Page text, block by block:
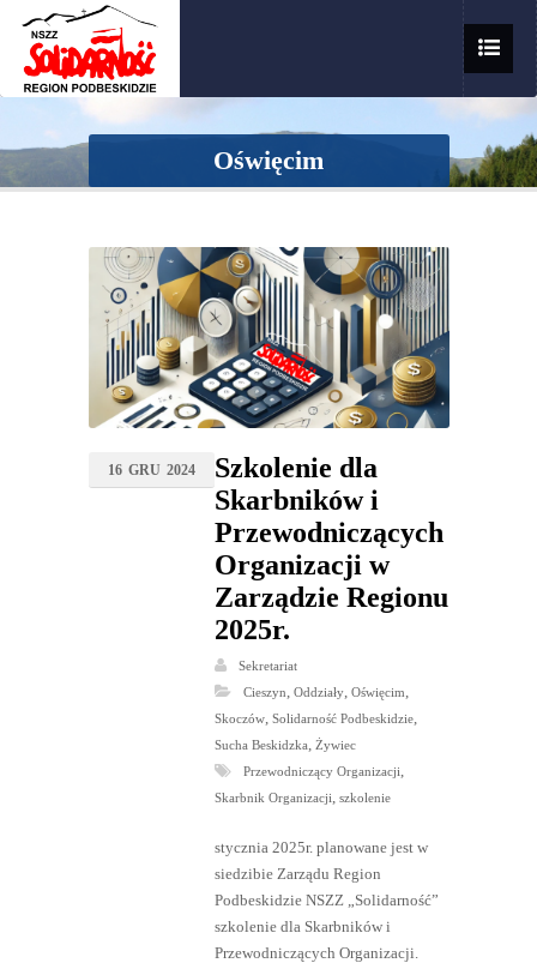
Oświęcim
16 GRU 2024
Szkolenie dla
Skarbników i
Przewodniczących
Organizacji w
Zarządzie Regionu
2025r.
Sekretariat
Cieszyn Oddziały, Oświęcim
Skoczów, Solidarność Podbeskidzie,
Sucha Beskidzka
Żywiec
Przewodniczący Organizacji
Skarbnik Organizacji szkolenie
stycznia 2025r. planowane jest w
siedzibie Zarządu Region
Podbeskidzie NSZZ „Solidarność”
szkolenie dla Skarbników i
Przewodniczących Organizacji.